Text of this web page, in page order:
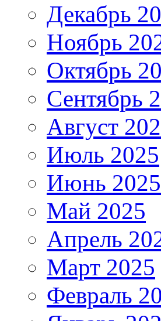
Декабрь
Ноябрь
Октябрь
Сентябрь
Август
Июль 2025
Июнь 2025
Май 2025
Апрель
Март 2025
Февраль